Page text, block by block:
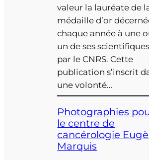
valeur la lauréate de
médaille d’or
chaque année à une
un de ses scientifiques
par le CNRS. Cette
publication s’inscrit
une volonté…
Photographies
le centre de
cancérologie
Marquis